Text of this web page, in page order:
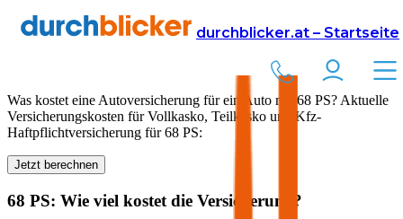
durchblicker.at – Startseite
Versicherung Autoversicherung
PS in Österreich
Was kostet eine Autoversicherung für ein Auto mit 68 PS? Aktuelle
Versicherungskosten für Vollkasko, Teilkasko und Kfz-
Haftpflichtversicherung für68 PS:
Jetzt berechnen
68 PS: Wie viel kostet die Versicherung?